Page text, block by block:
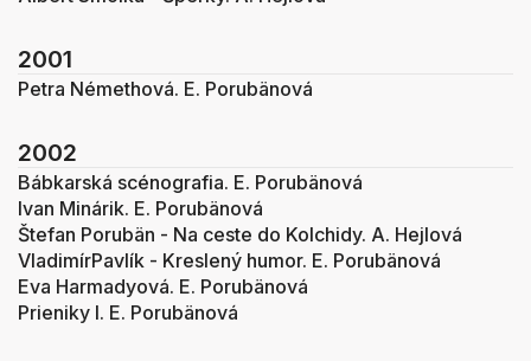
2001
Petra Némethová. E. Porubänová
2002
Bábkarská scénografia. E. Porubänová
Ivan Minárik. E. Porubänová
Štefan Porubän - Na ceste do Kolchidy. A. Hejlová
VladimírPavlík - Kreslený humor. E. Porubänová
Eva Harmadyová. E. Porubänová
Prieniky I. E. Porubänová